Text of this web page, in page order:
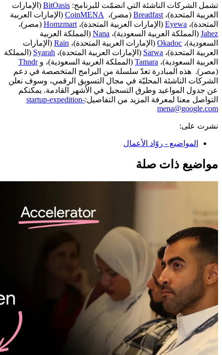
تشمل الشركات الناشئة التي انضمّت للبرنامج: BitOasis (الإمارات
العربية المتحدة)، Breadfast (مصر)، CoinMENA (الإمارات العربية
المتحدة)، Eyewa (الإمارات العربية المتحدة)، Homzmart (مصر)،
Jahez (المملكة العربية السعودية)، Nana (المملكة العربية
السعودية)، Okadoc (الإمارات العربية المتحدة)، Rain (الإمارات
العربية المتحدة)، Sarwa (الإمارات العربية المتحدة)، Syarah (المملكة
العربية السعودية)، Tamara (المملكة العربية السعودية)، وThndr
(مصر). هذه المبادرة تعدّ سلسلة من البرامج المتخصصة في دعم
الشركات الناشئة المحليّة في مجال التسويق الرقمي، وسوف نعلن
عن جدول المواعيد وطرق التسجيل في الأشهر القادمة. يمكنكم
التواصل معنا لمعرفة المزيد من التفاصيل:startup-expedition-
mena@google.com
نشرت على:
المواضيع - روّاد الأعمال
مواضيع ذات صلة